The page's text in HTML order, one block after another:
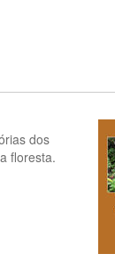
dos
floresta.